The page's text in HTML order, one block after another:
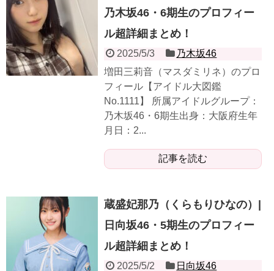
乃木坂46・6期生のプロフィー
ル超詳細まとめ！
2025/5/3
乃木坂46
増田三莉音（マスダミリネ）のプロ
フィール【アイドル大図鑑
No.1111】 所属アイドルグループ：
乃木坂46・6期生出身：大阪府生年
月日：2...
記事を読む
蔵盛妃那乃（くらもりひなの）|
日向坂46・5期生のプロフィー
ル超詳細まとめ！
2025/5/2
日向坂46